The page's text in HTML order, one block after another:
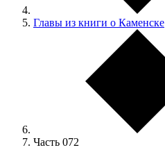
Главы из книги о Каменске
Часть 072